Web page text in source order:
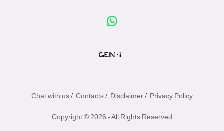
Chat with us / Contacts / Disclaimer / Privacy Policy
Copyright © 2026 - All Rights Reserved